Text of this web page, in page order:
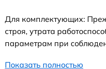
Для комплектующих:
строя, утрата
параметрам при
Показать полностью